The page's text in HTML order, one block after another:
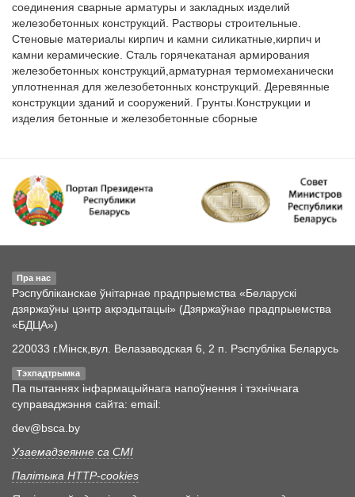
соединения сварные арматуры и закладных изделий
железобетонных конструкций. Растворы строительные.
Стеновые материалы кирпич и камни силикатные,кирпич и
камни керамические. Сталь горячекатаная армирования
железобетонных конструкций,арматурная термомеханически
уплотненная для железобетонных конструкций. Деревянные
конструкции зданий и сооружений. Грунты.Конструкции и
изделия бетонные и железобетонные сборные
Пра нас
Рэспубліканскае ўнітарнае прадпрыемства «Беларускі
дзяржаўны цэнтр акрэдытацыі» (Дзяржаўнае прадпрыемства
«БДЦА»)
220033 г.Мінск,вул. Велазаводская 6, 2 п. Рэспубліка Беларусь
Тэхпадтрымка
Па пытаннях інфармацыйнага напоўнення і тэхнічнага
суправаджэння сайта: email:
dev@bsca.by
Узаемадзеянне са СМІ
Палітыка HTTP-cookies